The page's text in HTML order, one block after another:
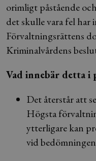
orimligt påstående
det skulle vara fel har
Förvaltningsrättens
Kriminalvårdens
Vad innebär detta i
Det återstår att
Högsta
ytterligare kan
vid